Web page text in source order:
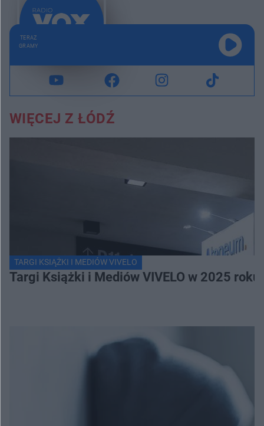
TERAZ
GRAMY
WIĘCEJ Z ŁÓDŹ
TARGI KSIĄŻKI I MEDIÓW VIVELO
Targi Książki i Mediów VIVELO w 2025 roku